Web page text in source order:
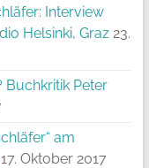
Interview
Helsinki, Graz 23.
Buchkritik Peter
am
17. Oktober 2017